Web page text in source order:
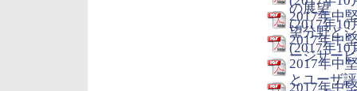
の展望
(2017年10
2017年中
望分野と
(2017年10
2017年中
ージサー
2017年中
とユーザ
2017年中